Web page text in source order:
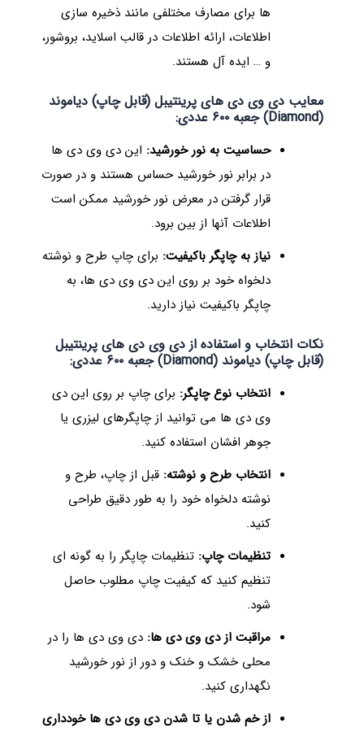
ها برای مصارف مختلفی مانند ذخیره سازی
اطلاعات، ارائه اطلاعات در قالب اسلاید، بروشور،
و … ایده آل هستند.
معایب دی وی دی های پرینتیبل (قابل چاپ) دیاموند
(Diamond) جعبه ۶۰۰ عددی:
حساسیت به نور خورشید: این دی وی دی ها
در برابر نور خورشید حساس هستند و در صورت
قرار گرفتن در معرض نور خورشید ممکن است
اطلاعات آنها از بین برود.
نیاز به چاپگر باکیفیت: برای چاپ طرح و نوشته
دلخواه خود بر روی این دی وی دی ها، به
چاپگر باکیفیت نیاز دارید.
نکات انتخاب و استفاده از دی وی دی های پرینتیبل
(قابل چاپ) دیاموند (Diamond) جعبه ۶۰۰ عددی:
انتخاب نوع چاپگر: برای چاپ بر روی این دی
وی دی ها می توانید از چاپگرهای لیزری یا
جوهر افشان استفاده کنید.
انتخاب طرح و نوشته: قبل از چاپ، طرح و
نوشته دلخواه خود را به طور دقیق طراحی
کنید.
تنظیمات چاپ: تنظیمات چاپگر را به گونه ای
تنظیم کنید که کیفیت چاپ مطلوب حاصل
شود.
مراقبت از دی وی دی ها: دی وی دی ها را در
محلی خشک و خنک و دور از نور خورشید
نگهداری کنید.
از خم شدن یا تا شدن دی وی دی ها خودداری